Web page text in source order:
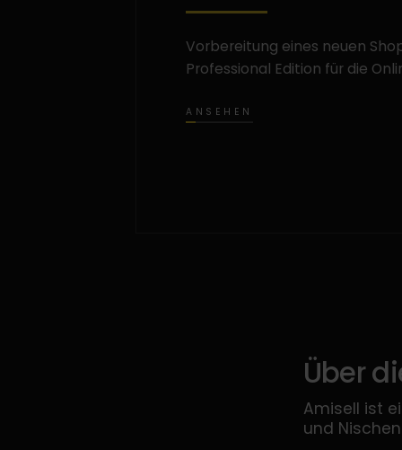
Vorbereitung eines neuen
Professional Edition für die
ANSEHEN
Über
Amisell ist
und